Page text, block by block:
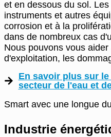
et en dessous du sol.
instruments et autres
corrosion et à la
dans de nombreux cas
Nous pouvons vous
d'exploitation, les
En savoir plus sur
secteur de l'eau et
Smart avec une longue
Industrie